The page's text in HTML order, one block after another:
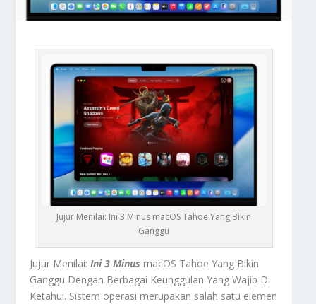
Jujur Menilai: Ini 3 Minus macOS Tahoe Yang Bikin
Ganggu
Jujur Menilai:Ini 3 Minus macOS Tahoe Yang Bikin
Ganggu Dengan Berbagai Keunggulan Yang Wajib Di
Ketahui. Sistem operasi merupakan salah satu elemen